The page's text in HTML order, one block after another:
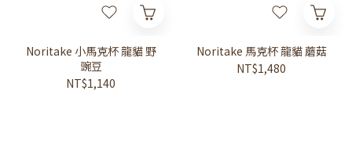
Noritake 小馬克杯 龍貓 野
豌豆
NT$1,140
Noritake 馬克杯 龍貓 蘑菇
NT$1,480